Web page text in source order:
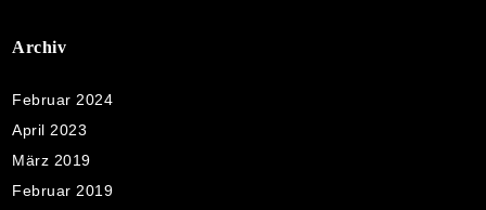
Archiv
Februar 2024
April 2023
März 2019
Februar 2019